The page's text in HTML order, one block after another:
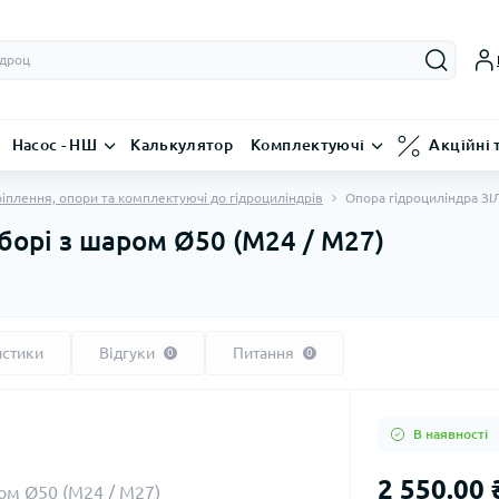
Насос - НШ Калькулятор Комплектуючі Акційні
опори та комплектуючі до гідроциліндрів Опора гідроциліндра
з шаром Ø50 (М24 / М27)
Відгуки 0 Питання 0
В наявності
2 550.00